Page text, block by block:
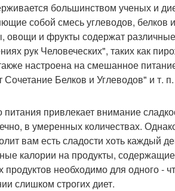
большинством ученых и
собой смесь углеводов,
и фрукты содержат
рук Человеческих", таких как
настроена на смешанное
Белков и Углеводов" и т. п.
привлекает внимание
в умеренных количествах.
вам есть сладости хоть каждый
калории на продукты,
необходимо для одного -
слишком строгих диет.